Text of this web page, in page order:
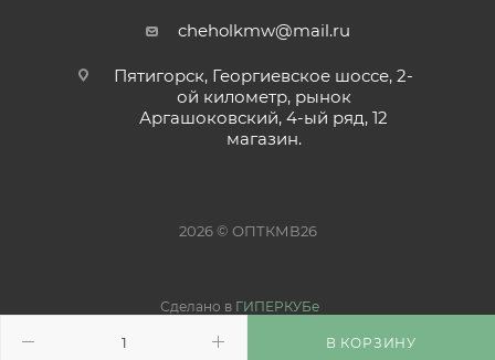
В КОРЗИНУ
cheholkmw@mail.ru
Пятигорск, Георгиевское шоссе, 2-
ой километр, рынок
Аргашоковский, 4-ый ряд, 12
магазин.
2026 © ОПТКМВ26
Сделано в ГИПЕРКУБе